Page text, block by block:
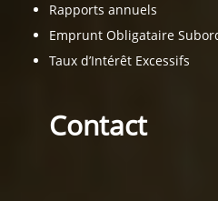
Rapports annuels
Emprunt Obligataire
Taux d’Intérêt Excessifs
Contact